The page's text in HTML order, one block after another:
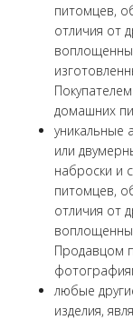
питомцев,
отличия от
домашних
уникальные
или
наброски и
питомцев,
отличия от
Продавцом
любые
изделия,